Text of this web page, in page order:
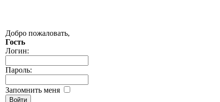
Добро пожаловать,
Гость
Логин:
Пароль:
Запомнить меня